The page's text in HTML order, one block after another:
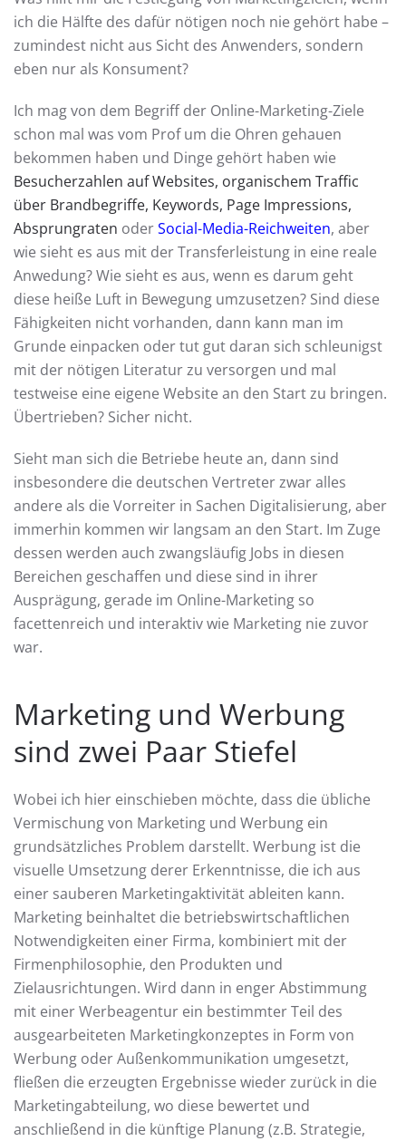
ich die Hälfte des dafür nötigen noch nie gehört habe –
zumindest nicht aus Sicht des Anwenders, sondern
eben nur als Konsument?
Ich mag von dem Begriff der Online-Marketing-Ziele
schon mal was vom Prof um die Ohren gehauen
bekommen haben und Dinge gehört haben wie
Besucherzahlen auf Websites, organischem Traffic
über Brandbegriffe, Keywords, Page Impressions,
Absprungraten oderSocial-Media-Reichweiten, aber
wie sieht es aus mit der Transferleistung in eine reale
Anwedung? Wie sieht es aus, wenn es darum geht
diese heiße Luft in Bewegung umzusetzen? Sind diese
Fähigkeiten nicht vorhanden, dann kann man im
Grunde einpacken oder tut gut daran sich schleunigst
mit der nötigen Literatur zu versorgen und mal
testweise eine eigene Website an den Start zu bringen.
Übertrieben? Sicher nicht.
Sieht man sich die Betriebe heute an, dann sind
insbesondere die deutschen Vertreter zwar alles
andere als die Vorreiter in Sachen Digitalisierung, aber
immerhin kommen wir langsam an den Start. Im Zuge
dessen werden auch zwangsläufig Jobs in diesen
Bereichen geschaffen und diese sind in ihrer
Ausprägung, gerade im Online-Marketing so
facettenreich und interaktiv wie Marketing nie zuvor
war.
Marketing und Werbung
sind zwei Paar Stiefel
Wobei ich hier einschieben möchte, dass die übliche
Vermischung von Marketing und Werbung ein
grundsätzliches Problem darstellt. Werbung ist die
visuelle Umsetzung derer Erkenntnisse, die ich aus
einer sauberen Marketingaktivität ableiten kann.
Marketing beinhaltet die betriebswirtschaftlichen
Notwendigkeiten einer Firma, kombiniert mit der
Firmenphilosophie, den Produkten und
Zielausrichtungen. Wird dann in enger Abstimmung
mit einer Werbeagentur ein bestimmter Teil des
ausgearbeiteten Marketingkonzeptes in Form von
Werbung oder Außenkommunikation umgesetzt,
fließen die erzeugten Ergebnisse wieder zurück in die
Marketingabteilung, wo diese bewertet und
anschließend in die künftige Planung (z.B. Strategie,